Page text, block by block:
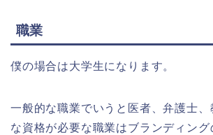
職業
僕の場合は大学生になります。
一般的な職業でいうと医者、弁護士、
な資格が必要な職業はブランディング